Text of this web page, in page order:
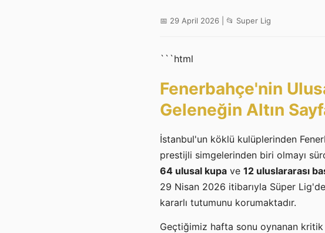
📅 29 April 2026 | 📂 Super Lig
```html
Fenerbahçe'nin
Geleneğin Altın
İstanbul'un köklü kulüplerinden
prestijli simgelerinden biri olmayı
64 ulusal kupa ve 12 uluslararası
29 Nisan 2026 itibarıyla Süper
kararlı tutumunu korumaktadır.
Geçtiğimiz hafta sonu oynanan kritik